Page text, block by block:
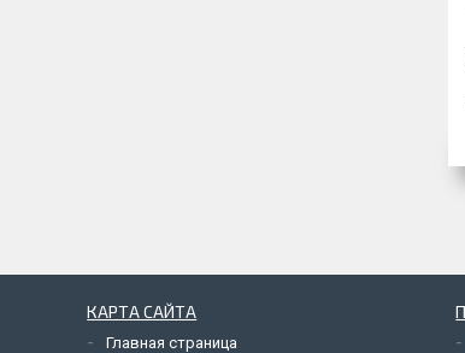
КАРТА САЙТА
Главная страница